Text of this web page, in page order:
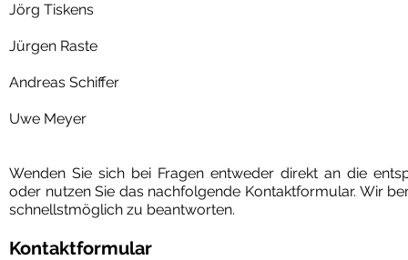
Jörg Tiskens
Jürgen Raste
Andreas Schiffer
Uwe Meyer
Wenden Sie sich bei Fragen entweder direkt an die
oder nutzen Sie das nachfolgende Kontaktformular. Wir
schnellstmöglich zu beantworten.
Kontaktformular